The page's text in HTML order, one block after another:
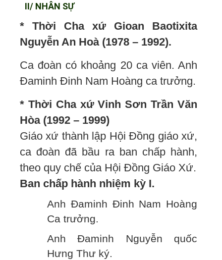
II/ NHÂN SỰ
* Thời Cha xứ Gioan Baotixita
Nguyễn An Hoà (1978 – 1992).
Ca đoàn có khoảng 20 ca viên. Anh
Đaminh Đinh Nam Hoàng ca trưởng.
* Thời Cha xứ Vinh Sơn Trần Văn
Hòa (1992 – 1999)
Giáo xứ thành lập Hội Đồng giáo xứ,
ca đoàn đã bầu ra ban chấp hành,
theo quy chế của Hội Đồng Giáo Xứ.
Ban chấp hành nhiệm kỳ I.
Anh Đaminh Đinh Nam Hoàng
Ca trưởng.
Anh Đaminh Nguyễn quốc
Hưng Thư ký.